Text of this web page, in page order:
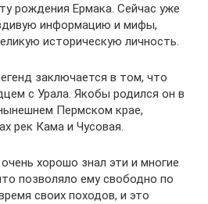
рождения Ермака. Сейчас уже
информацию и мифы,
историческую личность.
заключается в том, что
с Урала. Якобы родился он в
Пермском крае,
рек Кама и Чусовая.
хорошо знал эти и многие
позволяло ему свободно по
своих походов, и это